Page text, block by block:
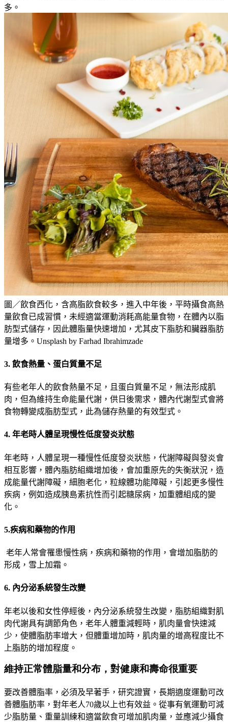
多。
圖／飲食西化，含高脂飲食較多，進入中年後，平時攝食高熱
量飲食已成習慣，未經適當運動消耗高能量食物，在體內以脂
肪型式儲存，因此體脂量快速增加，尤其皮下脂肪和臟器脂肪
量增多。Unsplash by Farhad Ibrahimzade
3. 飲食熱量、 蛋白質量不足
有些老年人的飲食熱量不足，且蛋白質量不足，無法形成肌
肉，但為維持生命能量代謝，供日後需求，體內代謝型式會將
食物轉變成脂肪型式，此為儲存熱量的有效型式。
4. 年老時人體呈現慢性低度發炎狀態
年老時，人體呈現一種慢性低度發炎狀態，代謝障礙與發炎會
相互影響，體內脂肪組織增加後，會加重原先的失衡狀況，造
成能量代謝障礙，細胞老化， 粒線體功能障礙，引起更多慢性
疾病，例如造成胰島素抗性而引起糖尿病，加重體組成的變
化。
5.疾病和藥物的作用
老年人常會罹患慢性病，疾病和藥物的作用，會增加脂肪的
形成，雪上加霜。
6. 內分泌系統發生改變
年老以後和女性停經後，內分泌系統發生改變，脂肪組織對肌
肉代謝具有調節角色，老年人體重減輕時，肌肉量會快速減
少， 使體脂肪率增大，但體重增加時，肌肉量的增高程度比不
上脂肪的增加程度。
維持正常體脂量和分布，對健康和壽命很重要
要改善體脂率 ，必須及早著手，研究證實，長期適度運動可改
善體脂肪率，對年老人70歲以上也有效益。從事有氧運動可減
少脂肪量、重量訓練和適當飲食可增加肌肉量，並應減少攝食